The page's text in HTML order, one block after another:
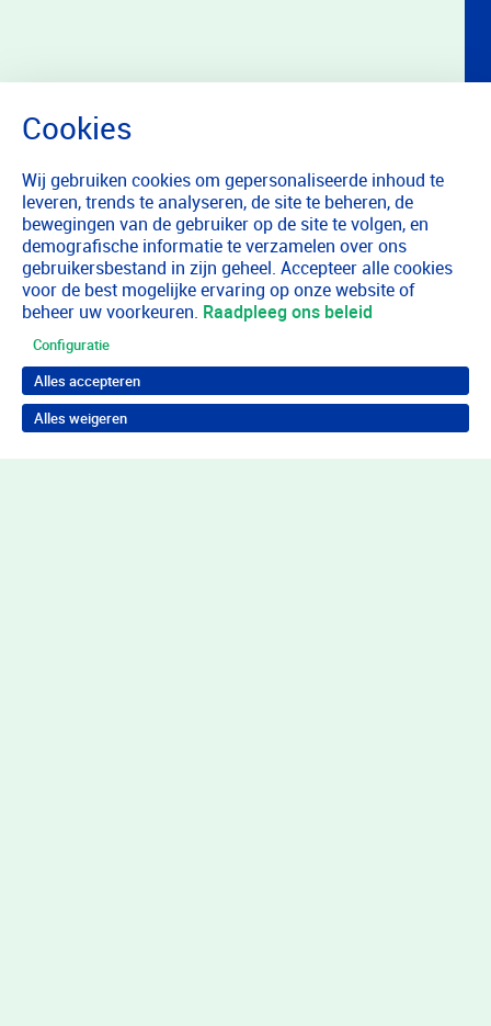
Wij gebruiken cookies om gepersonaliseerde inhoud te
leveren, trends te analyseren, de site te beheren, de
bewegingen van de gebruiker op de site te volgen, en
demografische informatie te verzamelen over ons
gebruikersbestand in zijn geheel. Accepteer alle cookies
voor de best mogelijke ervaring op onze website of
beheer uw voorkeuren. Raadpleeg ons beleid
Configuratie
Alles accepteren
Alles weigeren